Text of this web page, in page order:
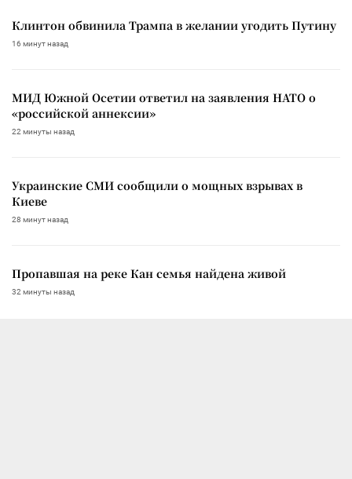
Клинтон обвинила Трампа в желании угодить Путину
16 минут назад
МИД Южной Осетии ответил на заявления НАТО о
«российской аннексии»
22 минуты назад
Украинские СМИ сообщили о мощных взрывах в
Киеве
28 минут назад
Пропавшая на реке Кан семья найдена живой
32 минуты назад